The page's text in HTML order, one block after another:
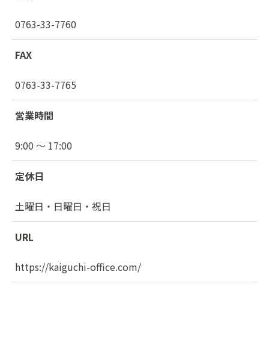
0763-33-7760
FAX
0763-33-7765
営業時間
9:00 〜 17:00
定休日
土曜日・日曜日・祝日
URL
https://kaiguchi-office.com/